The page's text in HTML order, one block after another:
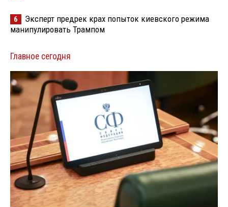
6
Эксперт предрек крах попыток киевского режима
манипулировать Трампом
Главное сегодня